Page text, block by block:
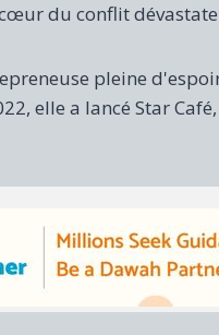
du conflit
pleine
elle a lancé Star